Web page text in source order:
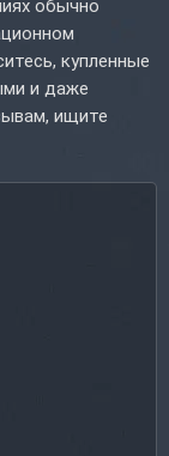
обычно
купленные
и даже
ищите